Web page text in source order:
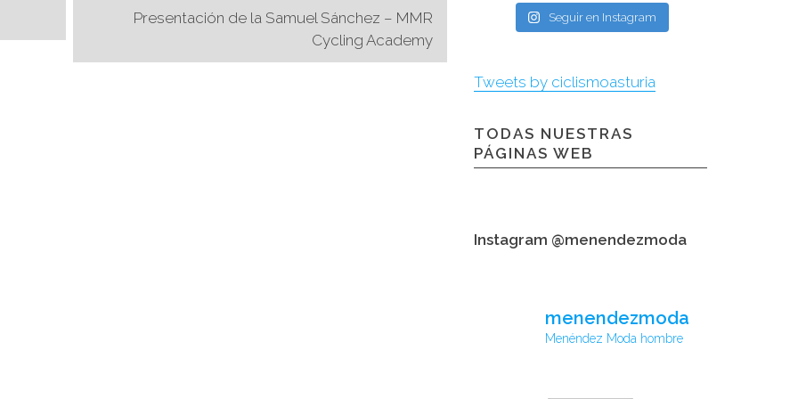
Presentación de la Samuel Sánchez – MMR
Cycling Academy
Seguir en Instagram
Tweets by ciclismoasturia
TODAS NUESTRAS
PÁGINAS WEB
Instagram @menendezmoda
menendezmoda
Menéndez Moda hombre